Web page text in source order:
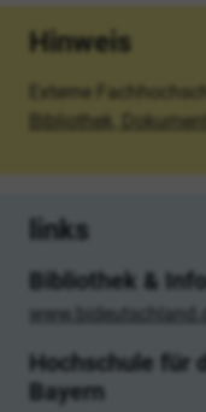
Hinweis
Externe
Bibliothek,
links
Bibliothek &
Hochschule für
Bayern